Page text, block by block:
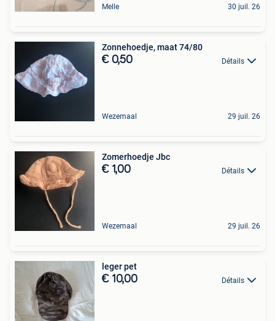
Melle 30 juil. 26
Zonnehoedje, maat 74/80
€ 0,50 Détails
Wezemaal 29 juil. 26
Zomerhoedje Jbc
€ 1,00 Détails
Wezemaal 29 juil. 26
leger pet
€ 10,00 Détails